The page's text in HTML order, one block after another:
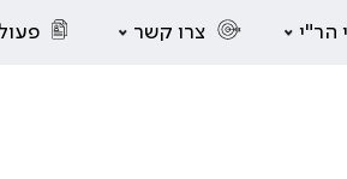
הר"י צרו קשר